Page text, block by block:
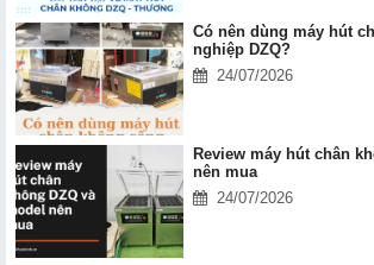
Có nên dùng máy hút
nghiệp DZQ?
24/07/2026
Review máy hút chân
nên mua
24/07/2026